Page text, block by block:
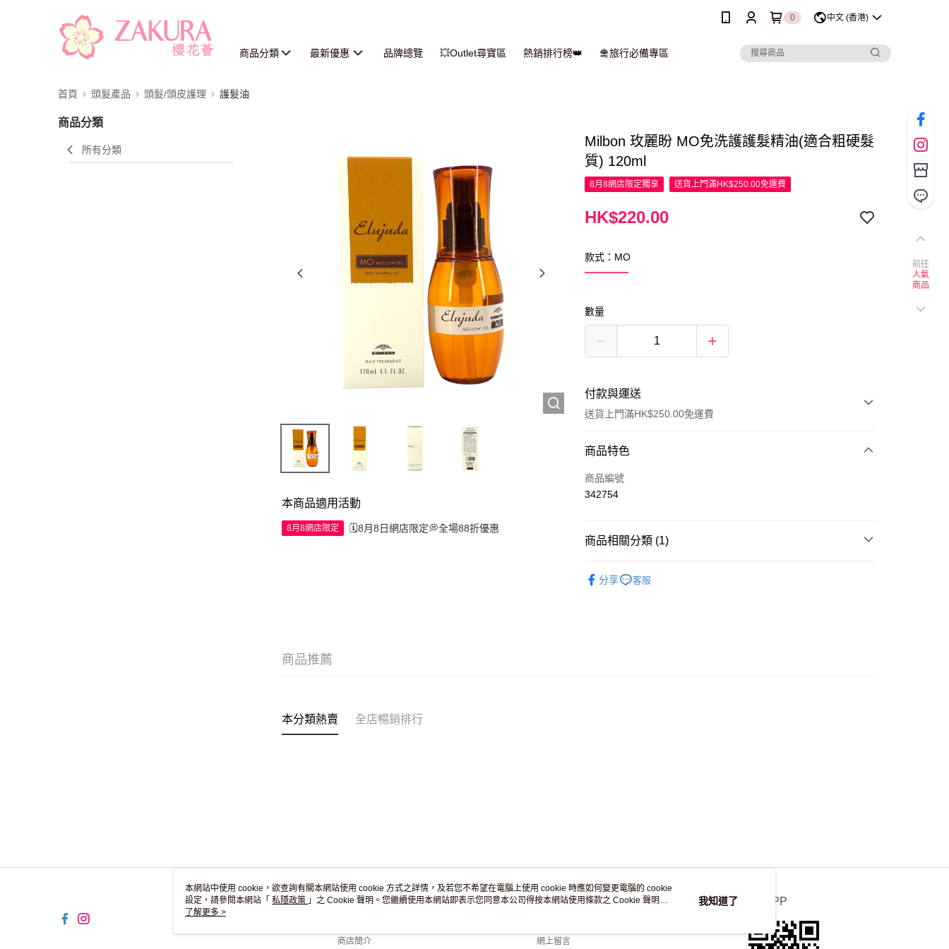
0 中文 (香港)
商品分類 最新優惠 品牌總覽 💥Outlet尋寶區 熱銷排行榜👑 🛅旅行必備專區
首頁 頭髮產品 頭髮/頭皮護理 護髮油
商品分類
所有分類
本商品適用活動
8月8網店限定 🗓️8月8日網店限定💭全場88折優惠
Milbon 玫麗盼 MO免洗護護髮精油(適合粗硬髮
質) 120ml
8月8網店限定獨享 送貨上門滿HK$250.00免運費
HK$220.00
款式：MO
數量
付款與運送
送貨上門滿HK$250.00免運費
付款方式
信用卡
商品特色
商品編號
342754
商品相關分類 (1)
分享
客服
商品推薦
本分類熱賣 全店暢銷排行
關於我們
商店簡介
客戶服務
網上留言
官方APP
前往
人氣
商品
本網站中使用 cookie，欲查詢有關本網站使用 cookie 方式之詳情，及若您不希望在電腦上使用 cookie 時應如何變更電腦的 cookie
設定，請參閱本網站「 私隱政策 」之 Cookie 聲明。您繼續使用本網站即表示您同意本公司得按本網站使用條款之 Cookie 聲明使
用 cookie。
了解更多 >
我知道了